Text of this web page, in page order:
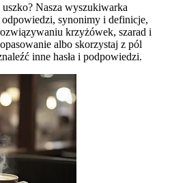
uszko? Nasza wyszukiwarka
synonimy i definicje,
krzyżówek, szarad i
albo skorzystaj z pól
inne hasła i podpowiedzi.